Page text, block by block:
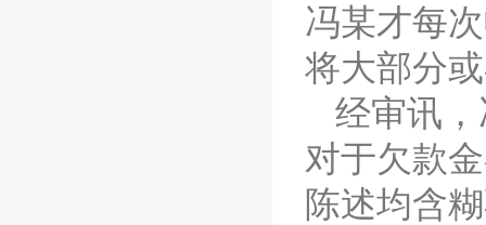
冯某才每
将大部分
经审讯
对于欠款
陈述均含